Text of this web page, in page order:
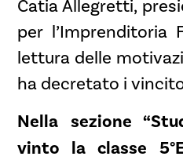
Catia Allegretti,
per l’Imprenditoria
lettura delle
ha decretato i
Nella sezione
vinto la classe